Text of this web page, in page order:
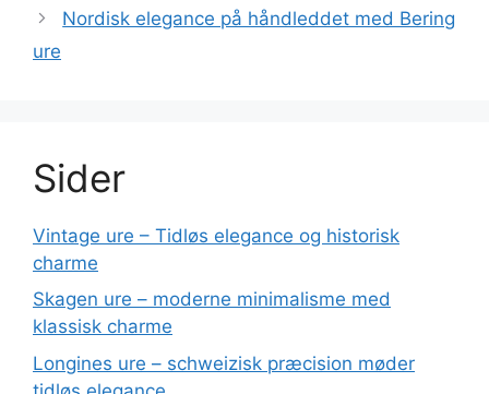
Nordisk elegance på håndleddet med Bering
ure
Sider
Vintage ure – Tidløs elegance og historisk
charme
Skagen ure – moderne minimalisme med
klassisk charme
Longines ure – schweizisk præcision møder